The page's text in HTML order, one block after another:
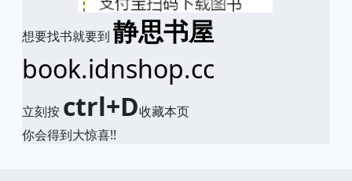
想要找书就要到 静思书屋
book.idnshop.cc
立刻按 ctrl+D收藏本页
你会得到大惊喜!!